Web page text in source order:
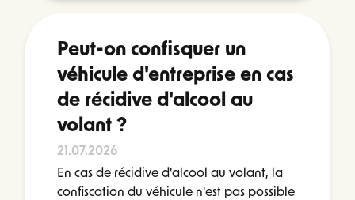
Peut-on confisquer un
véhicule d'entreprise en cas
de récidive d'alcool au
volant ?
21.07.2026
En cas de récidive d'alcool au volant, la
confiscation du véhicule n'est pas possible